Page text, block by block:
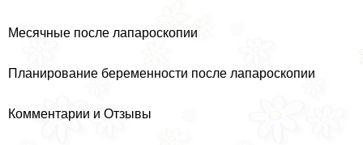
Месячные после лапароскопии
Планирование беременности после лапароскопии
Комментарии и Отзывы